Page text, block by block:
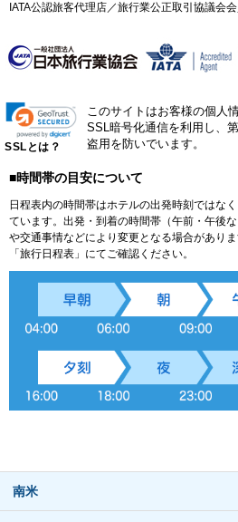
IATA公認旅客代理店／旅行業公正取引協議会
SSLとは？
このサイトはお客様の個人
SSL暗号化通信を利用し、
盗用を防いでいます。
■時間帯の目安について
日程表内の時間帯はホテルの出発時刻ではな
ています。出発・到着の時間帯（午前・午後
や交通事情などにより変更となる場合があり
「旅行日程表」にてご確認ください。
南米